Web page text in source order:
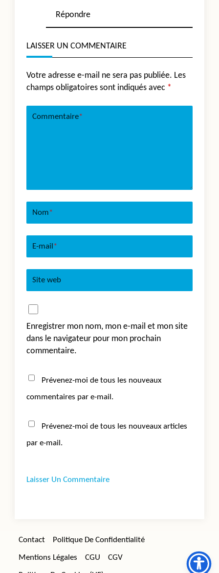
Répondre
LAISSER UN COMMENTAIRE
Votre adresse e-mail ne sera pas publiée. Les
champs obligatoires sont indiqués avec *
Commentaire*
Nom*
E-mail *
Site web
Enregistrer mon nom, mon e-mail et mon site
dans le navigateur pour mon prochain
commentaire.
Prévenez-moi de tous les nouveaux
commentaires par e-mail.
Prévenez-moi de tous les nouveaux articles
par e-mail.
Contact Politique De Confidentialité
Mentions Légales CGU CGV